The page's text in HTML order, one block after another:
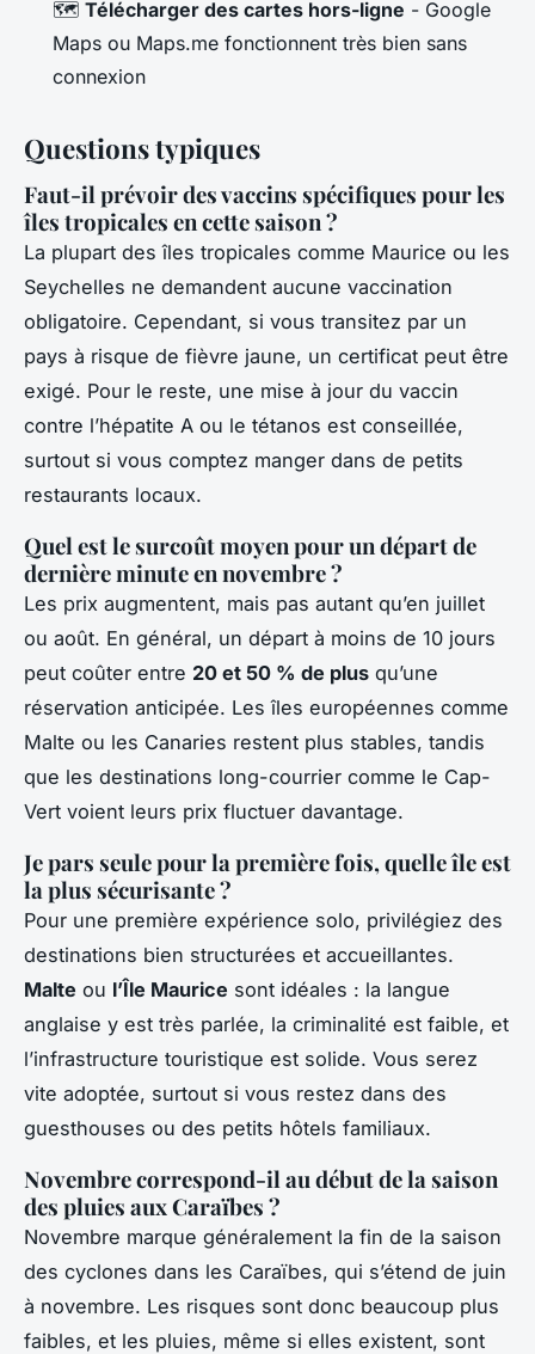
🗺️ Télécharger des cartes hors-ligne - Google
Maps ou Maps.me fonctionnent très bien sans
connexion
Questions typiques
Faut-il prévoir des vaccins spécifiques pour les
îles tropicales en cette saison ?
La plupart des îles tropicales comme Maurice ou les
Seychelles ne demandent aucune vaccination
obligatoire. Cependant, si vous transitez par un
pays à risque de fièvre jaune, un certificat peut être
exigé. Pour le reste, une mise à jour du vaccin
contre l’hépatite A ou le tétanos est conseillée,
surtout si vous comptez manger dans de petits
restaurants locaux.
Quel est le surcoût moyen pour un départ de
dernière minute en novembre ?
Les prix augmentent, mais pas autant qu’en juillet
ou août. En général, un départ à moins de 10 jours
peut coûter entre 20 et 50 % de plus qu’une
réservation anticipée. Les îles européennes comme
Malte ou les Canaries restent plus stables, tandis
que les destinations long-courrier comme le Cap-
Vert voient leurs prix fluctuer davantage.
Je pars seule pour la première fois, quelle île est
la plus sécurisante ?
Pour une première expérience solo, privilégiez des
destinations bien structurées et accueillantes.
Malte ou l’Île Maurice sont idéales : la langue
anglaise y est très parlée, la criminalité est faible, et
l’infrastructure touristique est solide. Vous serez
vite adoptée, surtout si vous restez dans des
guesthouses ou des petits hôtels familiaux.
Novembre correspond-il au début de la saison
des pluies aux Caraïbes ?
Novembre marque généralement la fin de la saison
des cyclones dans les Caraïbes, qui s’étend de juin
à novembre. Les risques sont donc beaucoup plus
faibles, et les pluies, même si elles existent, sont